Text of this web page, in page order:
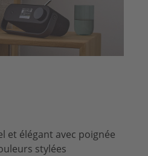
et élégant avec poignée
stylées